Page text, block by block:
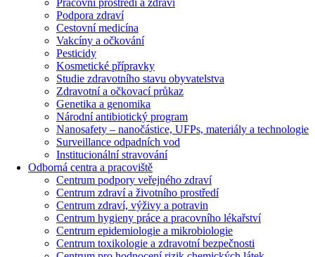
Pracovní prostředí a zdraví
Podpora zdraví
Cestovní medicína
Vakcíny a očkování
Pesticidy
Kosmetické přípravky
Studie zdravotního stavu obyvatelstva
Zdravotní a očkovací průkaz
Genetika a genomika
Národní antibiotický program
Nanosafety – nanočástice, UFPs, materiály a technologie
Surveillance odpadních vod
Institucionální stravování
Odborná centra a pracoviště
Centrum podpory veřejného zdraví
Centrum zdraví a životního prostředí
Centrum zdraví, výživy a potravin
Centrum hygieny práce a pracovního lékařství
Centrum epidemiologie a mikrobiologie
Centrum toxikologie a zdravotní bezpečnosti